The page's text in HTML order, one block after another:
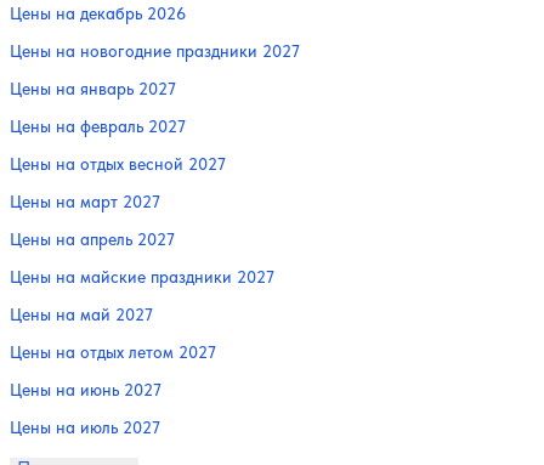
Цены на декабрь 2026
Цены на новогодние праздники 2027
Цены на январь 2027
Цены на февраль 2027
Цены на отдых весной 2027
Цены на март 2027
Цены на апрель 2027
Цены на майские праздники 2027
Цены на май 2027
Цены на отдых летом 2027
Цены на июнь 2027
Цены на июль 2027